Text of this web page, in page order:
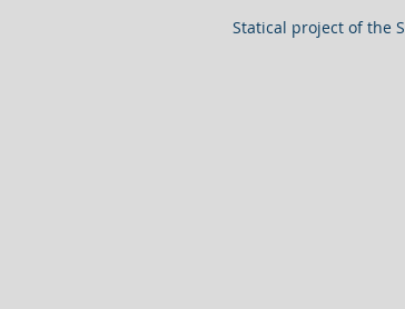
Statical project of the